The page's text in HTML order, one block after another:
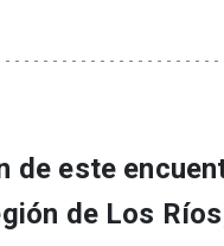
de este
de Los